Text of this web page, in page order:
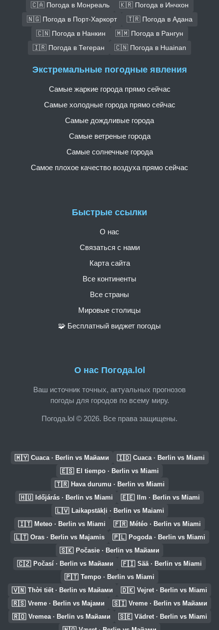
🇨🇦 Погода в Монреаль
🇰🇷 Погода в Инчхон
🇳🇬 Погода в Порт-Харкорт
🇹🇷 Погода в Адана
🇨🇳 Погода в Нанкин
🇲🇲 Погода в Рангун
🇮🇷 Погода в Тегеран
🇨🇳 Погода в Huainan
О нас Погода.lol
Ваш источник точных, актуальных прогнозов
погоды для городов по всему миру.
Погода.lol © 2026. Все права защищены.
Быстрые ссылки
О нас
Связаться с нами
Карта сайта
Все континенты
Все страны
Мировые столицы
🧩 Бесплатный виджет погоды
Экстремальные погодные явления
Самые жаркие города прямо сейчас
Самые холодные города прямо сейчас
Самые дождливые города
Самые ветреные города
Самые солнечные города
Самое плохое качество воздуха прямо сейчас
🇲🇾 Cuaca · Berlin vs Майами 🇮🇩 Cuaca · Berlin vs Miami
🇪🇸 El tiempo · Berlin vs Miami
🇹🇷 Hava durumu · Berlin vs Miami
🇭🇺 Időjárás · Berlin vs Miami 🇪🇪 Ilm · Berlin vs Miami
🇱🇻 Laikapstākļi · Berlin vs Maiami
🇮🇹 Meteo · Berlin vs Miami 🇫🇷 Météo · Berlin vs Miami
🇱🇹 Oras · Berlin vs Majamis 🇵🇱 Pogoda · Berlin vs Miami
🇸🇰 Počasie · Berlin vs Майами
🇨🇿 Počasí · Berlin vs Майами 🇫🇮 Sää · Berlin vs Miami
🇵🇹 Tempo · Berlin vs Miami
🇻🇳 Thời tiết · Berlin vs Майами 🇩🇰 Vejret · Berlin vs Miami
🇷🇸 Vreme · Berlin vs Мајами 🇸🇮 Vreme · Berlin vs Майами
🇷🇴 Vremea · Berlin vs Майами 🇸🇪 Vädret · Berlin vs Miami